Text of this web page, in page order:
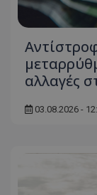
αλλαγές
03.08.2026 -